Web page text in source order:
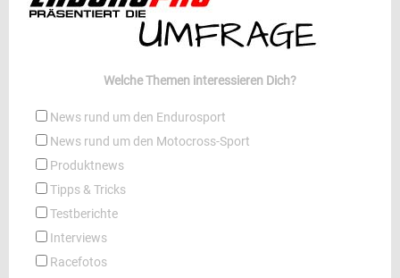
Welche Themen interessieren Dich?
News rund um den Endurosport
News rund um den Motocross-Sport
Produktnews
Tipps & Tricks
Testberichte
Interviews
Racefotos